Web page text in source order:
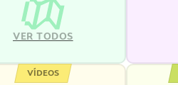
VER TODOS
VÍDEOS